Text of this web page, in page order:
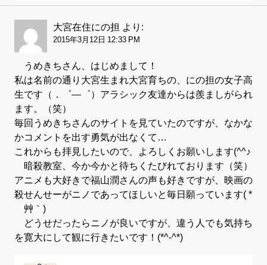
大宮在住にの担 より:
2015年3月12日 12:33 PM
うめきちさん、はじめまして！
私は名前の通り大宮生まれ大宮育ちの、にの担の女子高
生です（．゜―゜）アラシック友達からは羨ましがられ
ます。（笑）
毎回うめきちさんのサイトを見ていたのですが、なかな
かコメントを出す勇気が出なくて…
これからも拝見したいので、よろしくお願いします(^^♪
暗殺教室、今か今かと待ちくたびれております（笑）
アニメも大好きで福山潤さんの声も好きですが、映画の
殺せんせーがニノであってほしいと毎日願っています( *
´艸｀)
どうせだったらニノが良いですが、違う人でも気持ち
を寛大にして観に行きたいです！(*^-^*)